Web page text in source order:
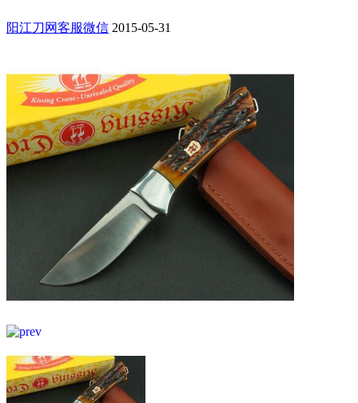
阳江刀网客服微信 2015-05-31